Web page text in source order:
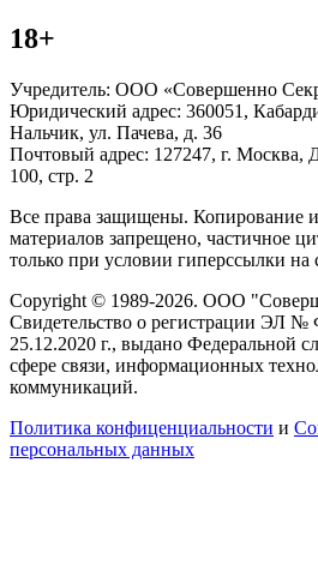
18+
Учредитель: ООО «Совершенно
Юридический адрес: 360051,
Нальчик, ул. Пачева, д. 36
Почтовый адрес: 127247, г. Москва,
100, стр. 2
Все права защищены. Копирование
материалов запрещено, частичное
только при условии гиперссылки на
Copyright © 1989-2026. ООО
Свидетельство о регистрации ЭЛ №
25.12.2020 г., выдано Федеральной
сфере связи, информационных
коммуникаций.
Политика конфиценциальности и
персональных данных